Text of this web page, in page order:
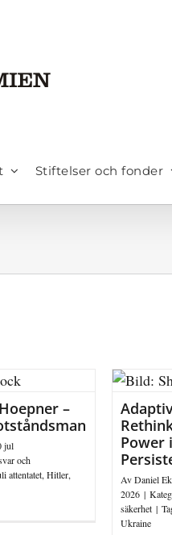
Stiftelser och fonder
–
jul
och
attentatet, Hitler,
Power
AvDaniel
2026 |
säkerhet |
Ukraine